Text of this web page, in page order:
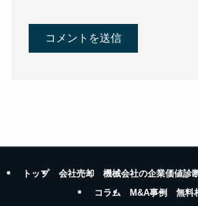
トップ 会社売却 機械会社の企業価値診
コラム
M&A事例 無料